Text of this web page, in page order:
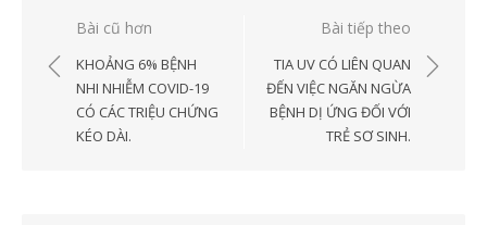
Điều
hướng
viết
Bài cũ hơn
KHOẢNG 6% BỆNH
NHI NHIỄM COVID-19
CÓ CÁC TRIỆU CHỨNG
KÉO DÀI.
Bài tiếp theo
TIA UV CÓ LIÊN QUAN
ĐẾN VIỆC NGĂN NGỪA
BỆNH DỊ ỨNG ĐỐI VỚI
TRẺ SƠ SINH.